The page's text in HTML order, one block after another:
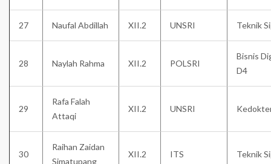
27 Naufal Abdillah XII.2 UNSRI Teknik
28 Naylah Rahma XII.2 POLSRI
Bisnis
D4
29
Rafa Falah
Attaqi
XII.2 UNSRI
30
Raihan Zaidan
Simatupang
XII.2 ITS Teknik